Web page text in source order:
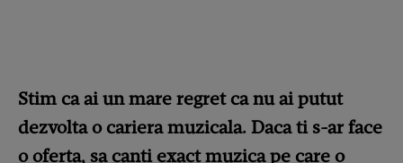
Stim ca ai un mare regret ca nu ai putut
dezvolta o cariera muzicala. Daca ti s-ar face
o oferta, sa canti exact muzica pe care o